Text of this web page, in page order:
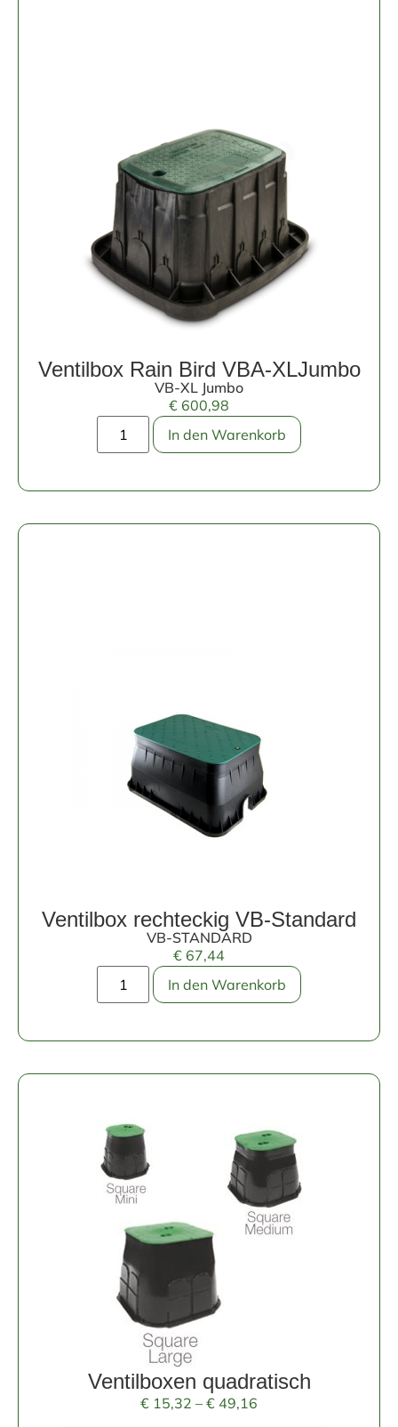
Ventilbox Rain Bird VBA-XLJumbo
VB-XL Jumbo
€ 600,98
In den Warenkorb
Ventilbox rechteckig VB-Standard
VB-STANDARD
€ 67,44
In den Warenkorb
Ventilboxen quadratisch
€ 15,32 – € 49,16